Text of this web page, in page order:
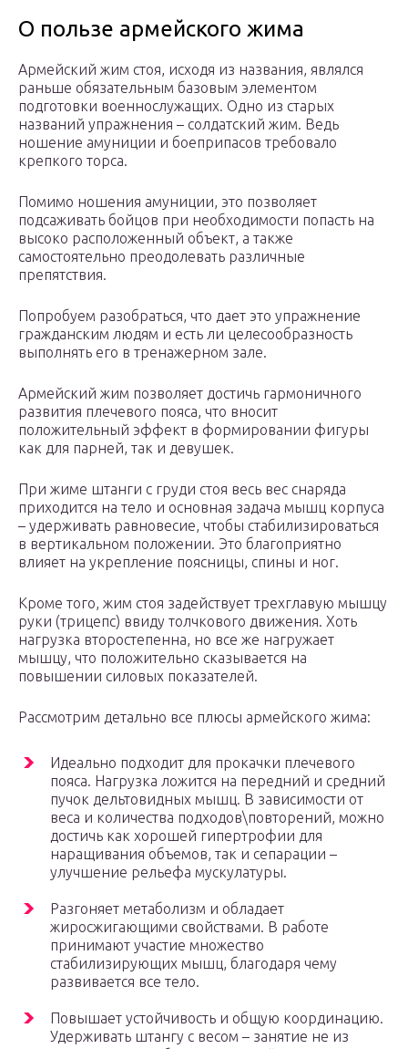
О пользе армейского жима
Армейский жим стоя, исходя из названия, являлся
раньше обязательным базовым элементом
подготовки военнослужащих. Одно из старых
названий упражнения – солдатский жим. Ведь
ношение амуниции и боеприпасов требовало
крепкого торса.
Помимо ношения амуниции, это позволяет
подсаживать бойцов при необходимости попасть на
высоко расположенный объект, а также
самостоятельно преодолевать различные
препятствия.
Попробуем разобраться, что дает это упражнение
гражданским людям и есть ли целесообразность
выполнять его в тренажерном зале.
Армейский жим позволяет достичь гармоничного
развития плечевого пояса, что вносит
положительный эффект в формировании фигуры
как для парней, так и девушек.
При жиме штанги с груди стоя весь вес снаряда
приходится на тело и основная задача мышц корпуса
– удерживать равновесие, чтобы стабилизироваться
в вертикальном положении. Это благоприятно
влияет на укрепление поясницы, спины и ног.
Кроме того, жим стоя задействует трехглавую мышцу
руки (трицепс) ввиду толчкового движения. Хоть
нагрузка второстепенна, но все же нагружает
мышцу, что положительно сказывается на
повышении силовых показателей.
Рассмотрим детально все плюсы армейского жима:
Идеально подходит для прокачки плечевого
пояса. Нагрузка ложится на передний и средний
пучок дельтовидных мышц. В зависимости от
веса и количества подходов\повторений, можно
достичь как хорошей гипертрофии для
наращивания объемов, так и сепарации –
улучшение рельефа мускулатуры.
Разгоняет метаболизм и обладает
жиросжигающими свойствами. В работе
принимают участие множество
стабилизирующих мышц, благодаря чему
развивается все тело.
Повышает устойчивость и общую координацию.
Удерживать штангу с весом – занятие не из